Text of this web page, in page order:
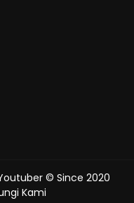
© Since 2020
Kami